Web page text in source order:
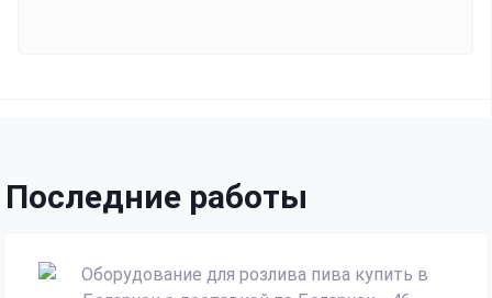
Последние работы